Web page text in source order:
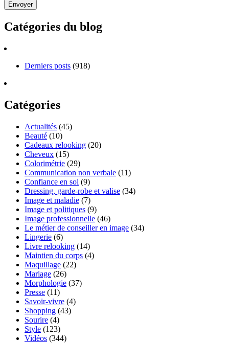
Catégories du blog
Derniers posts (918)
Catégories
Actualités (45)
Beauté (10)
Cadeaux relooking (20)
Cheveux (15)
Colorimétrie (29)
Communication non verbale (11)
Confiance en soi (9)
Dressing, garde-robe et valise (34)
Image et maladie (7)
Image et politiques (9)
Image professionnelle (46)
Le métier de conseiller en image (34)
Lingerie (6)
Livre relooking (14)
Maintien du corps (4)
Maquillage (22)
Mariage (26)
Morphologie (37)
Presse (11)
Savoir-vivre (4)
Shopping (43)
Sourire (4)
Style (123)
Vidéos (344)